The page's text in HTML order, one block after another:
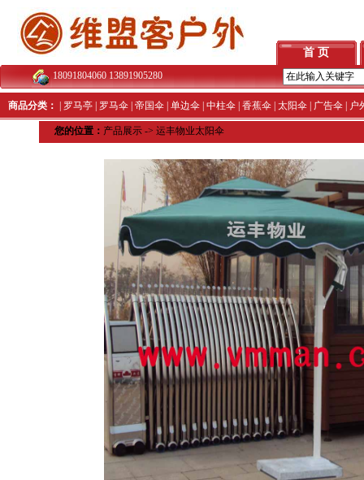
首 页
18091804060 13891905280
商品分类： 罗马亭 罗马伞 帝国伞 单边伞 中柱伞 香蕉伞 太阳伞 广告伞 户
您的位置： 产品展示 ->运丰物业太阳伞